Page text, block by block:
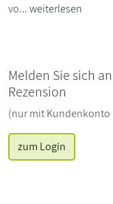
vo...weiterlesen
Melden Sie sich
Rezension
(nur mit Kundenkonto
zum Login